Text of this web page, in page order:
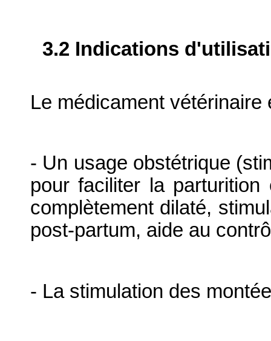
3.2 Indications
Le médicament vétérinaire
- Un usage obstétrique
pour faciliter la
complètement dilaté,
post-partum, aide au
- La stimulation des